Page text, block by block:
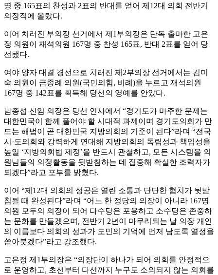
명 중 165표의 찬성과 2표의 반대를 얻어 제12대 의회 전반기
의장직에 올랐다.
이어 치러진 부의장 선거에서 제1부의장은 단독 출마한 고은
정 의원이 재석의원 167명 중 찬성 165표, 반대 2표를 얻어 당
선됐다.
여야 양자 대결 경선으로 치러진 제2부의장 선거에서는 김미
숙 의원이 금종례 의원(국민의힘, 비례)을 누르고 재석의원
167명 중 142표를 획득해 당선의 영예를 안았다.
남종섭 신임 의장은 당선 인사에서 “경기도가 마주한 문제는
대한민국이 함께 풀어야 할 시대적 과제이며 경기도의회가 만
드는 해법이 곧 대한민국 지방의회의 기준이 된다”라며 “전국
시·도의회와 강력하게 연대해 지방의회의 독립성과 책임성을
높일 ‘지방의회법 제정’을 반드시 관철하고, 모든 시스템을 의
원님들의 의정활동을 뒷받침하는 데 집중해 확실한 조력자가
되겠다”라고 포부를 밝혔다.
이어 “제12대 의회의 성공은 열린 소통과 단단한 협치가 뒷받
침될 때 완성된다”라며 “어느 한 정당의 의장이 아니라 167명
의원 모두의 의장이 되어 다수당은 포용하고 소수당은 존중하
는 문화를 만들겠으며, 전반기 2년이 마무리되는 날 의장 개인
의 이름보다 의회의 성과가 도민의 기억에 먼저 남도록 열정을
쏟아붓겠다”라고 강조했다.
고은정 제1부의장은 “의장단이 하나가 되어 의회를 안정적으
로 운영하고, 초선부터 다선까지 누구도 소외되지 않는 의회를